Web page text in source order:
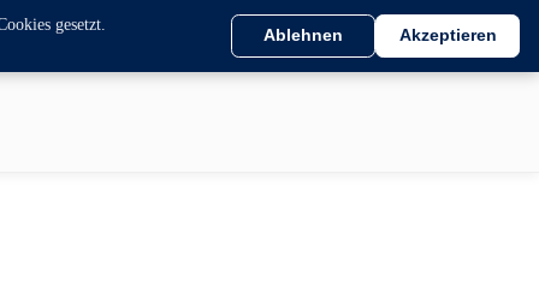
gesetzt.
Ablehnen Akzeptieren